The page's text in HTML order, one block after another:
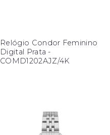
Relógio Condor Feminino
Digital Prata -
COMD1202AJZ/4K